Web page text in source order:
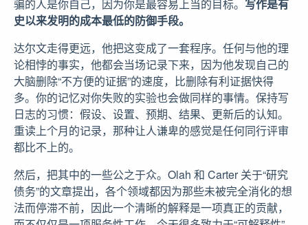
骗的人是你自己，因为你是最容易上当的目标。 写作是有
史以来发明的成本最低的防御手段。
达尔文走得更远，他把这变成了一套程序。任何与他的理
论相悖的事实，他都会当场记录下来，因为他发现自己的
大脑删除“不方便的证据”的速度，比删除有利证据快得
多。你的记忆对你失败的实验也会做同样的事情。保持写
日志的习惯：假设、设置、预期、结果、更新后的认知。
重读上个月的记录，那种让人谦卑的感觉是任何同行评审
都比不上的。
然后，把其中的一些公之于众。Olah 和 Carter 关于“研究
债务”的文章提出，各个领域都因为那些未被完全消化的想
法而停滞不前，因此一个清晰的解释是一项真正的贡献，